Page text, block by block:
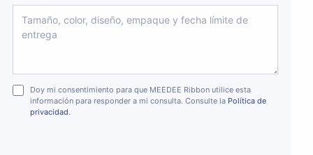
Doy mi consentimiento para que MEEDEE Ribbon utilice esta
información para responder a mi consulta. Consulte la Política de
privacidad.